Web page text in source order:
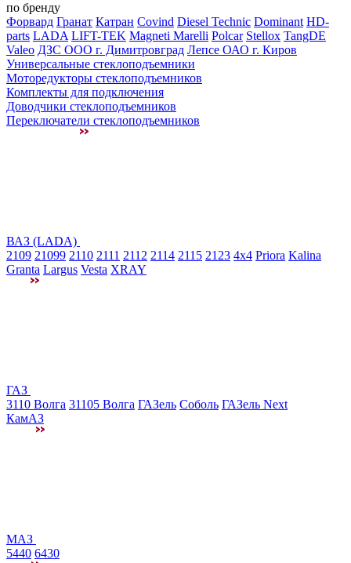
по бренду
Форвард Гранат Катран Covind Diesel Technic Dominant HD-
parts LADA LIFT-TEK Magneti Marelli Polcar Stellox TangDE
Valeo ДЗС ООО г. Димитровград Лепсе ОАО г. Киров
Универсальные стеклоподъемники
Моторедукторы стеклоподъемников
Комплекты для подключения
Доводчики стеклоподъемников
Переключатели стеклоподъемников
ВАЗ (LADA)
2109 21099 2110 2111 2112 2114 2115 2123 4x4 Priora Kalina
Granta Largus Vesta XRAY
ГАЗ
3110 Волга 31105 Волга ГАЗель Соболь ГАЗель Next
КамАЗ
МАЗ
5440 6430